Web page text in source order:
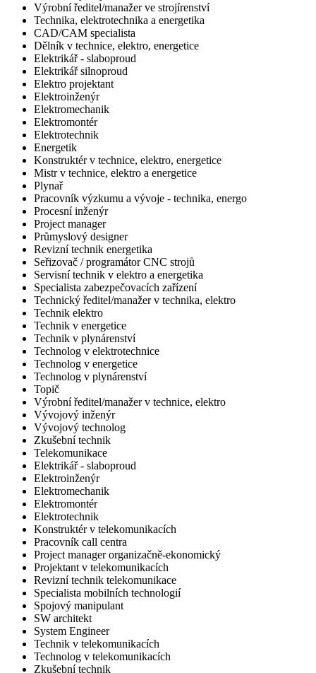
Výrobní ředitel/manažer ve strojírenství
Technika, elektrotechnika a energetika
CAD/CAM specialista
Dělník v technice, elektro, energetice
Elektrikář - slaboproud
Elektrikář silnoproud
Elektro projektant
Elektroinženýr
Elektromechanik
Elektromontér
Elektrotechnik
Energetik
Konstruktér v technice, elektro, energetice
Mistr v technice, elektro a energetice
Plynař
Pracovník výzkumu a vývoje - technika, energo
Procesní inženýr
Project manager
Průmyslový designer
Revizní technik energetika
Seřizovač / programátor CNC strojů
Servisní technik v elektro a energetika
Specialista zabezpečovacích zařízení
Technický ředitel/manažer v technika, elektro
Technik elektro
Technik v energetice
Technik v plynárenství
Technolog v elektrotechnice
Technolog v energetice
Technolog v plynárenství
Topič
Výrobní ředitel/manažer v technice, elektro
Vývojový inženýr
Vývojový technolog
Zkušební technik
Telekomunikace
Elektrikář - slaboproud
Elektroinženýr
Elektromechanik
Elektromontér
Elektrotechnik
Konstruktér v telekomunikacích
Pracovník call centra
Project manager organizačně-ekonomický
Projektant v telekomunikacích
Revizní technik telekomunikace
Specialista mobilních technologií
Spojový manipulant
SW architekt
System Engineer
Technik v telekomunikacích
Technolog v telekomunikacích
Zkušební technik